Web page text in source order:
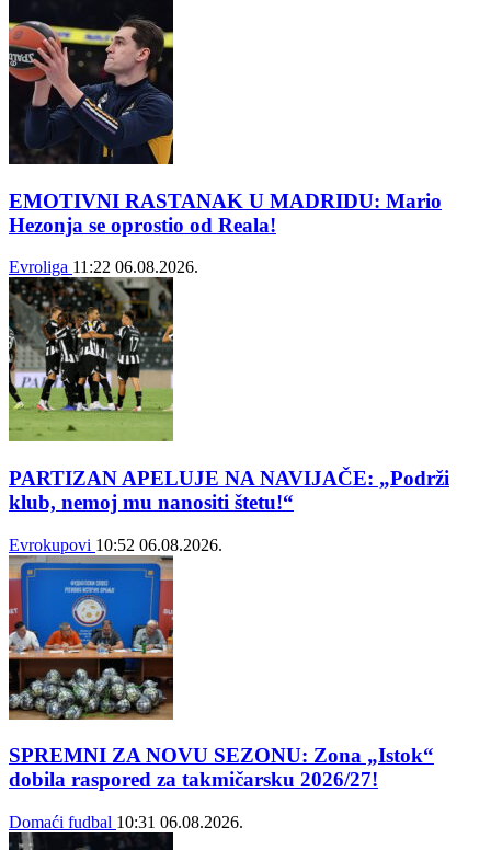
EMOTIVNI RASTANAK U MADRIDU: Mario
Hezonja se oprostio od Reala!
Evroliga 11:22 06.08.2026.
PARTIZAN APELUJE NA NAVIJAČE: „Podrži
klub, nemoj mu nanositi štetu!“
Evrokupovi 10:52 06.08.2026.
SPREMNI ZA NOVU SEZONU: Zona „Istok“
dobila raspored za takmičarsku 2026/27!
Domaći fudbal 10:31 06.08.2026.